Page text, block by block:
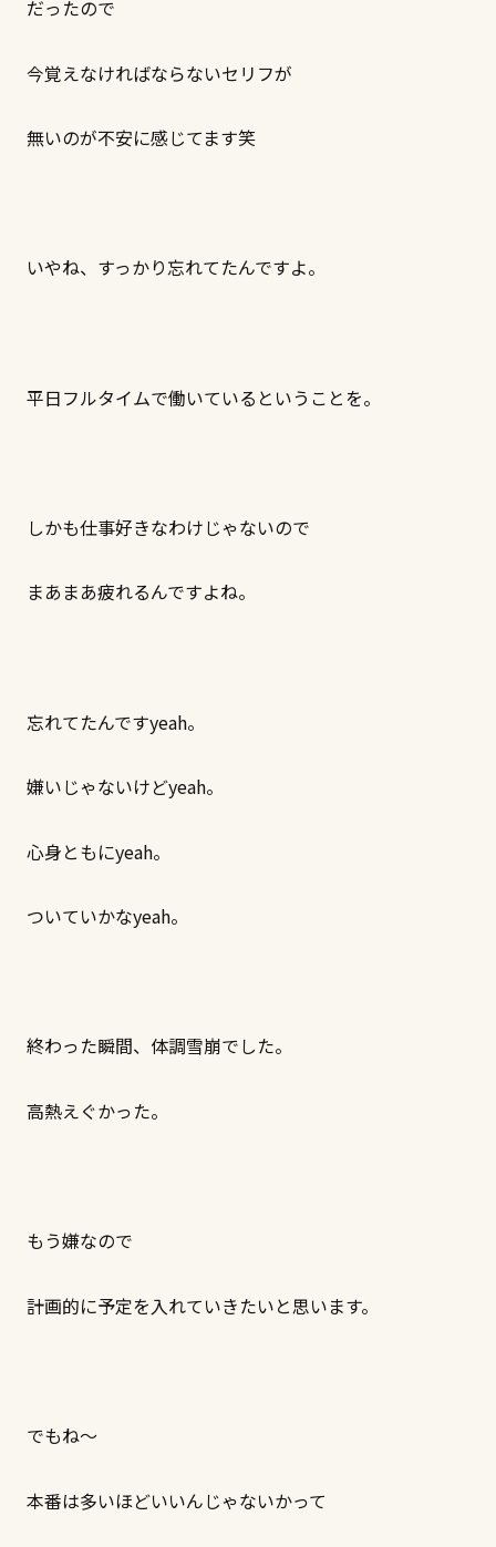
だったので
今覚えなければならないセリフが
無いのが不安に感じてます笑
いやね、すっかり忘れてたんですよ。
平日フルタイムで働いているということを。
しかも仕事好きなわけじゃないので
まあまあ疲れるんですよね。
忘れてたんですyeah。
嫌いじゃないけどyeah。
心身ともにyeah。
ついていかなyeah。
終わった瞬間、体調雪崩でした。
高熱えぐかった。
もう嫌なので
計画的に予定を入れていきたいと思います。
でもね～
本番は多いほどいいんじゃないかって